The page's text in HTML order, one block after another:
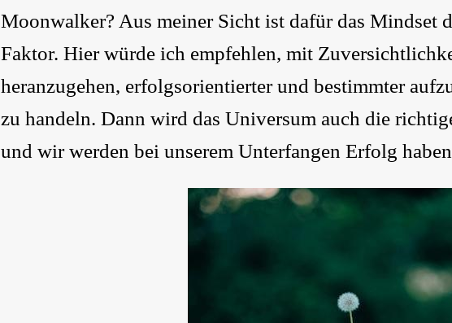
Moonwalker? Aus meiner Sicht ist dafür das Mindset
Faktor. Hier würde ich empfehlen, mit
heranzugehen, erfolgsorientierter und bestimmter
zu handeln. Dann wird das Universum auch die
und wir werden bei unserem Unterfangen Erfolg